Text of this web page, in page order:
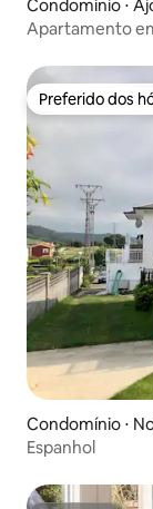
Condomínio ⋅
Apartamento
Preferido dos
Preferido dos
Condomínio ⋅
Espanhol